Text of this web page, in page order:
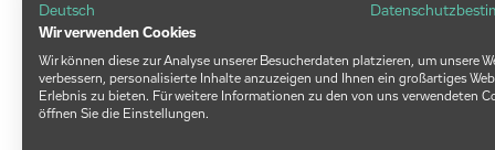
Deutsch
Wir verwenden Cookies
Wir können diese zur Analyse unserer Besucherdaten platzieren, um unsere
verbessern, personalisierte Inhalte anzuzeigen und Ihnen ein großartiges
Erlebnis zu bieten. Für weitere Informationen zu den von uns verwendeten
öffnen Sie die Einstellungen.